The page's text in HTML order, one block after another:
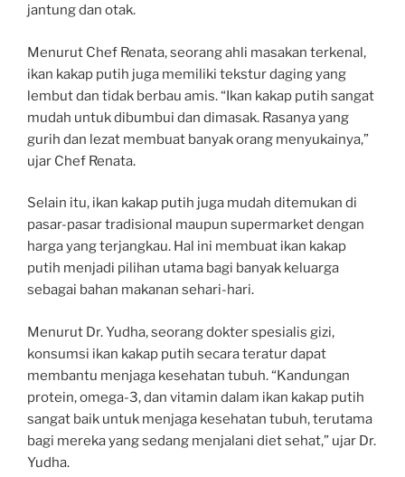
jantung dan otak.
Menurut Chef Renata, seorang ahli masakan terkenal,
ikan kakap putih juga memiliki tekstur daging yang
lembut dan tidak berbau amis. “Ikan kakap putih sangat
mudah untuk dibumbui dan dimasak. Rasanya yang
gurih dan lezat membuat banyak orang menyukainya,”
ujar Chef Renata.
Selain itu, ikan kakap putih juga mudah ditemukan di
pasar-pasar tradisional maupun supermarket dengan
harga yang terjangkau. Hal ini membuat ikan kakap
putih menjadi pilihan utama bagi banyak keluarga
sebagai bahan makanan sehari-hari.
Menurut Dr. Yudha, seorang dokter spesialis gizi,
konsumsi ikan kakap putih secara teratur dapat
membantu menjaga kesehatan tubuh. “Kandungan
protein, omega-3, dan vitamin dalam ikan kakap putih
sangat baik untuk menjaga kesehatan tubuh, terutama
bagi mereka yang sedang menjalani diet sehat,” ujar Dr.
Yudha.